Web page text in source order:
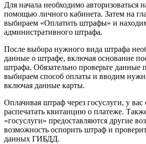
Для начала необходимо авторизоваться
помощью личного кабинета. Затем на
выбираем «Оплатить штрафы» и
административного штрафа.
После выбора нужного вида штрафа
данные о штрафе, включая основание
штрафа. Обязательно проверьте данные
выбираем способ оплаты и вводим
включая данные карты.
Оплачивая штраф через госуслуги, у вас
распечатать квитанцию о платеже.
«госуслуги» предоставляются другие
возможность оспорить штраф и
данных ГИБДД.